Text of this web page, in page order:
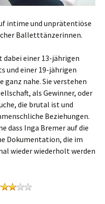
intime und unprätentiöse
Balletttänzerinnen.
dabei einer 13-jährigen
und einer 19-jährigen
nahe. Sie verstehen
als Gewinner, oder
die brutal ist und
Beziehungen.
dass Inga Bremer auf die
Dokumentation, die im
wieder wiederholt werden